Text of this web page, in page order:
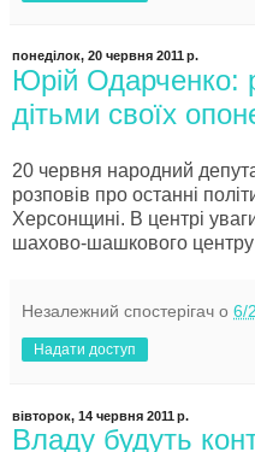
понеділок, 20 червня 2011 р.
Юрій Одарченко:
дітьми своїх
20 червня народний
розповів про останні
Херсонщині. В центрі
шахово-шашкового центру
Незалежний спостерігач о 6/
Надати доступ
вівторок, 14 червня 2011 р.
Владу будуть